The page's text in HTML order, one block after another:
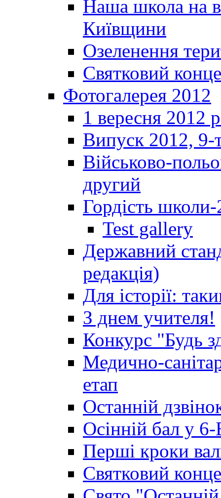
Наша школа на
Київщини
Озеленення
Святковий
Фотогалерея 2012
1 вересня 2012
Випуск 2012, 9-
Військово-
другий
Гордість
Test gallery
Державний
редакція)
Для історії:
З днем учителя!
Конкурс "Будь
Медично-
етап
Останній
Осінній бал у 6-
Перші кроки
Святковий